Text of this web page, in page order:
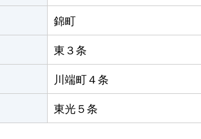
錦町
東３条
川端町４条
東光５条